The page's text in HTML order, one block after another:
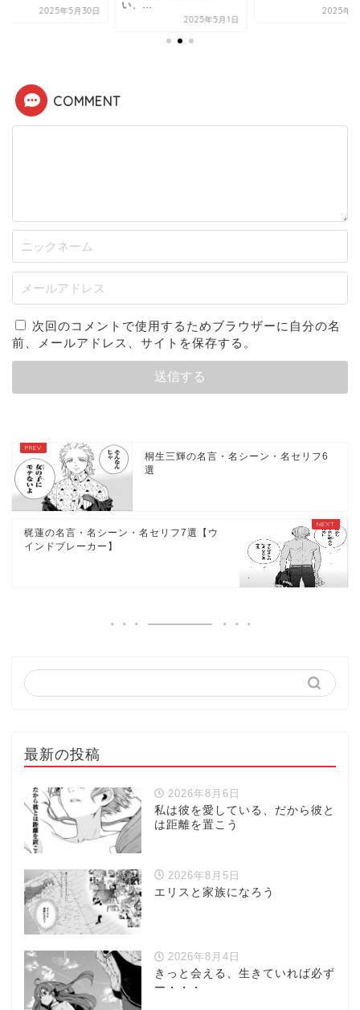
2025年5
COMMENT
次回のコメントで使用するためブラウザーに自分の名
前、メールアドレス、サイトを保存する。
桐生三輝の名言・名シーン・名セリフ6
選
梶蓮の名言・名シーン・名セリフ7選【ウ
インドブレーカー】
最新の投稿
2026年8月6日
私は彼を愛している、だから彼と
は距離を置こう
2026年8月5日
エリスと家族になろう
2026年8月4日
きっと会える、生きていれば必ず
ー・・・